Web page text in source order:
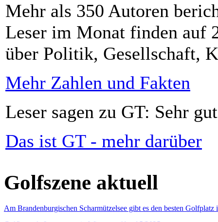
Mehr als 350 Autoren
Leser im Monat finden auf
über Politik, Gesellschaft,
Mehr Zahlen und Fakten
Leser sagen zu GT: Sehr
Das ist GT - mehr darüber
Golfszene aktuell
Am Brandenburgischen Scharmützelsee gibt es den besten